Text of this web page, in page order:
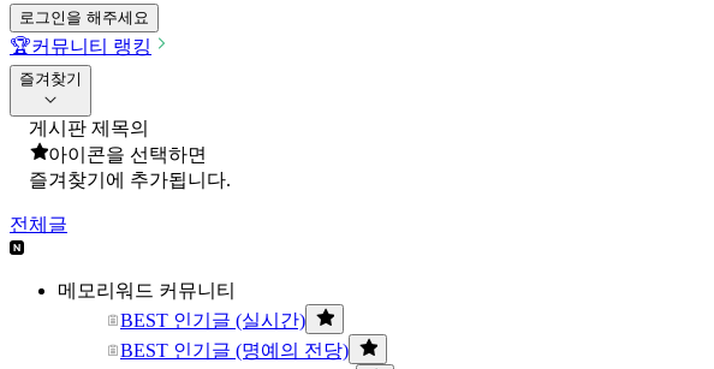
로그인을 해주세요
🏆커뮤니티 랭킹
즐겨찾기
게시판 제목의
아이콘을 선택하면
즐겨찾기에 추가됩니다.
전체글
메모리워드 커뮤니티
BEST 인기글 (실시간)
BEST 인기글 (명예의 전당)